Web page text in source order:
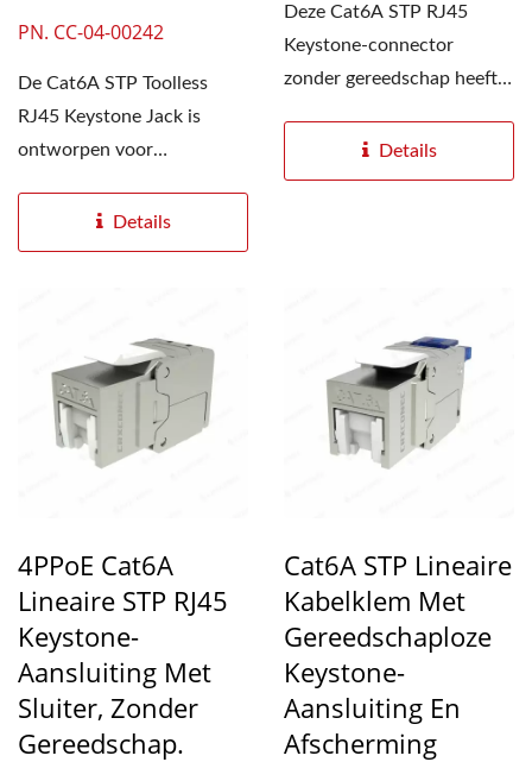
PN. CC-04-00242
De Cat6A STP Toolless
RJ45 Keystone Jack is
ontworpen voor
gestructureerde
bekabelingsprojecten...
Details
Deze Cat6A STP RJ45
Keystone-connector
zonder gereedschap heeft
die op de zijkant...
Details
4PPoE Cat6A
Lineaire STP RJ45
Keystone-
Aansluiting Met
Sluiter, Zonder
Gereedschap.
Cat6A STP Lineaire
Kabelklem Met
Gereedschaploze
Keystone-
Aansluiting En
Afscherming